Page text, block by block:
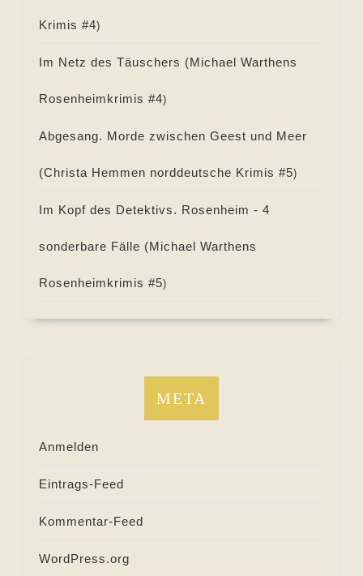
Krimis #4)
Im Netz des Täuschers (Michael Warthens
Rosenheimkrimis #4)
Abgesang. Morde zwischen Geest und Meer
(Christa Hemmen norddeutsche Krimis #5)
Im Kopf des Detektivs. Rosenheim - 4
sonderbare Fälle (Michael Warthens
Rosenheimkrimis #5)
META
Anmelden
Eintrags-Feed
Kommentar-Feed
WordPress.org